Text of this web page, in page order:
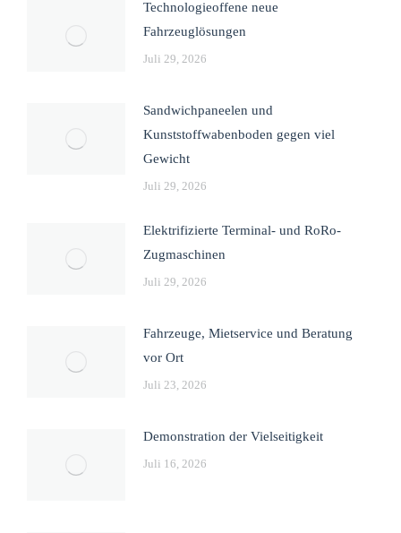
Technologieoffene neue
Fahrzeuglösungen
Juli 29, 2026
Sandwichpaneelen und
Kunststoffwabenboden gegen viel
Gewicht
Juli 29, 2026
Elektrifizierte Terminal- und RoRo-
Zugmaschinen
Juli 29, 2026
Fahrzeuge, Mietservice und Beratung
vor Ort
Juli 23, 2026
Demonstration der Vielseitigkeit
Juli 16, 2026